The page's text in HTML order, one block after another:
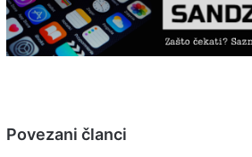
Povezani članci